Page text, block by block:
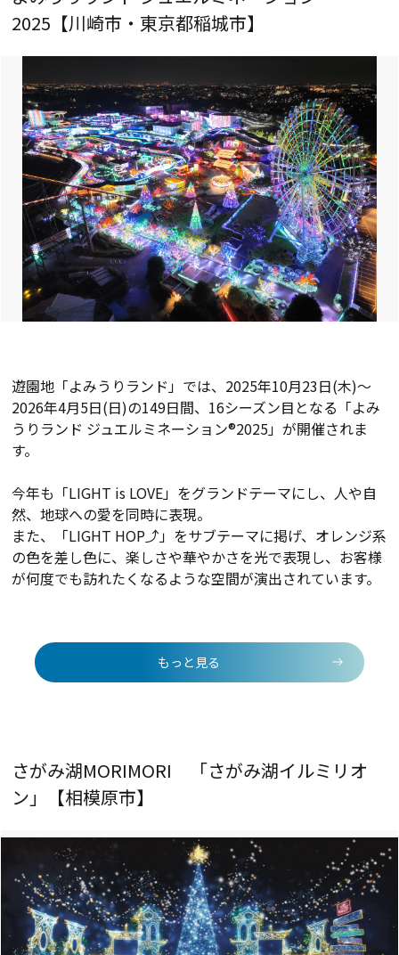
2025【川崎市・東京都稲城市】
遊園地「よみうりランド」では、2025年10月23日(木)～
2026年4月5日(日)の149日間、16シーズン目となる「よみ
うりランド ジュエルミネーション®2025」が開催されま
す。
今年も「LIGHT is LOVE」をグランドテーマにし、人や自
然、地球への愛を同時に表現。
また、「LIGHT HOP⤴」をサブテーマに掲げ、オレンジ系
の色を差し色に、楽しさや華やかさを光で表現し、 お客様
が何度でも訪れたくなるような空間が演出されています。
もっと見る
さがみ湖MORIMORI 「さがみ湖イルミリオ
ン」【相模原市】